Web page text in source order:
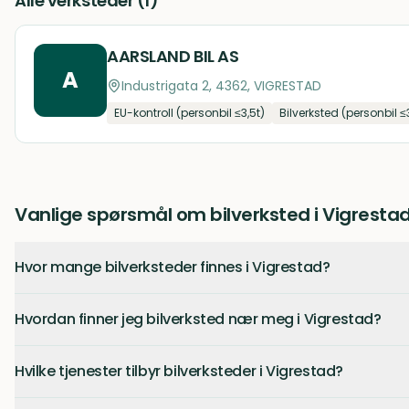
A
AARSLAND BIL AS
Industrigata 2, 4362, VIGRESTAD
EU-kontroll (personbil ≤3,5t) Bilverksted (personbil
Vanlige spørsmål om bilverksted i
Hvor mange bilverksteder finnes i Vigrestad?
Hvordan finner jeg bilverksted nær meg i Vigrestad?
Hvilke tjenester tilbyr bilverksteder i Vigrestad?